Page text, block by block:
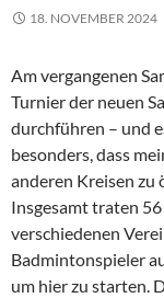
18. NOVEMBER 2024
Am vergangenen
Turnier der neuen
durchführen – und
besonders, dass
anderen Kreisen zu
Insgesamt traten
verschiedenen
Badmintonspieler
um hier zu starten.